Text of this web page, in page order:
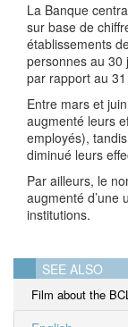
La Banque
sur base de
établissements
personnes au 30
par rapport au
Entre mars et
augmenté leurs
employés),
diminué leurs
Par ailleurs, le
augmenté d’une
institutions.
SEE ALSO
Film about the